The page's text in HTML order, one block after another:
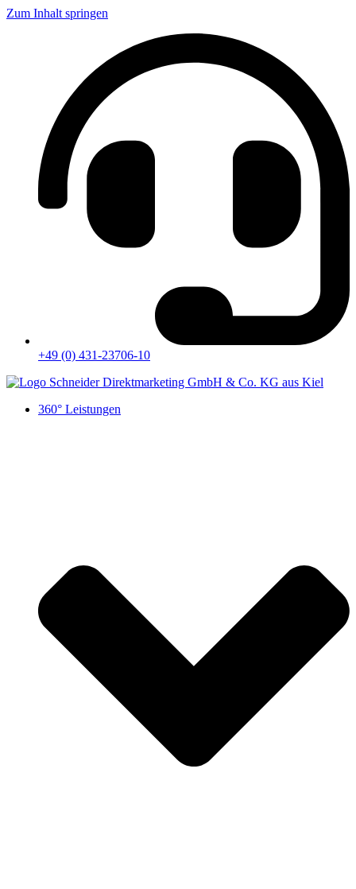
Zum Inhalt springen
+49 (0) 431-23706-10
360° Leistungen